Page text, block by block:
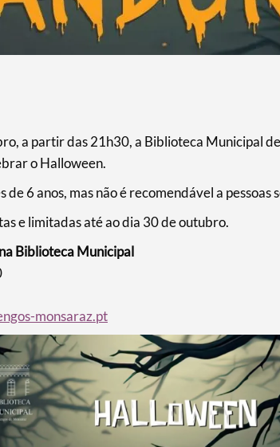
a partir das 21h30, a Biblioteca Municipal
o Halloween.
6 anos, mas não é recomendável a pessoas
e limitadas até ao dia 30 de outubro.
Biblioteca Municipal
monsaraz.pt